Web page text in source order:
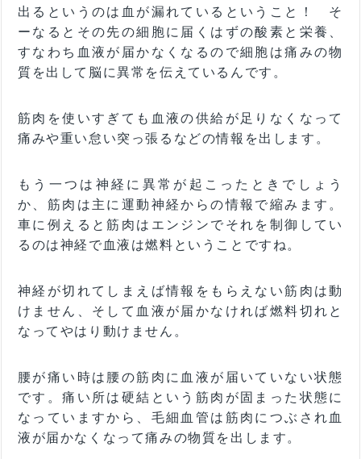
出るというのは血が漏れているということ！ そ
ーなるとその先の細胞に届くはずの酸素と栄養、
すなわち血液が届かなくなるので細胞は痛みの物
質を出して脳に異常を伝えているんです。
筋肉を使いすぎても血液の供給が足りなくなって
痛みや重い怠い突っ張るなどの情報を出します。
もう一つは神経に異常が起こったときでしょう
か、筋肉は主に運動神経からの情報で縮みます。
車に例えると筋肉はエンジンでそれを制御してい
るのは神経で血液は燃料ということですね。
神経が切れてしまえば情報をもらえない筋肉は動
けません、そして血液が届かなければ燃料切れと
なってやはり動けません。
腰が痛い時は腰の筋肉に血液が届いていない状態
です。痛い所は硬結という筋肉が固まった状態に
なっていますから、毛細血管は筋肉につぶされ血
液が届かなくなって痛みの物質を出します。